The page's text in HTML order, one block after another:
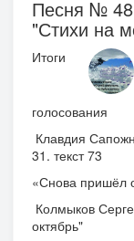
Песня №
"Стихи на
Итоги
голосования
Клавдия
31. текст 73
«Снова пришёл
Колмыков
октябрь"